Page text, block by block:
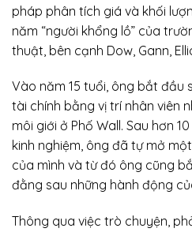
pháp phân tích giá và khối
năm “người khổng lồ” của
thuật, bên cạnh Dow, Gann,
Vào năm 15 tuổi, ông bắt đầu
tài chính bằng vị trí nhân viên
môi giới ở Phố Wall. Sau hơn
kinh nghiệm, ông đã tự mở
của mình và từ đó ông cũng
đằng sau những hành động
Thông qua việc trò chuyện,